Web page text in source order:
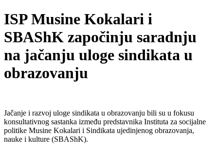
ISP Musine Kokalari i
SBAShK započinju saradnju
na jačanju uloge sindikata u
obrazovanju
Jačanje i razvoj uloge sindikata u obrazovanju bili su u fokusu
konsultativnog sastanka između predstavnika Instituta za socijalne
politike Musine Kokalari i Sindikata ujedinjenog obrazovanja,
nauke i kulture (SBAShK).